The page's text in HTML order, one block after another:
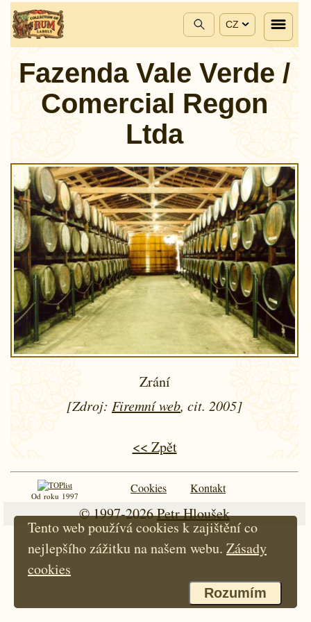
CZ
Fazenda Vale Verde /
Comercial Regon
Ltda
Zrání
[Zdroj: Firemní web, cit. 2005]
<< Zpět
Od roku 1997
Cookies Kontakt
© 1997-2026Petr Hloušek
Tento web používá cookies k zajištění co
nejlepšího zážitku na našem webu. Zásady
cookies
Rozumím